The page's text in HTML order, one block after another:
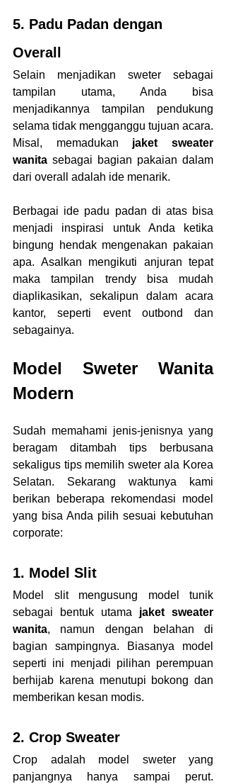
5. Padu Padan dengan
Overall
Selain menjadikan sweter sebagai
tampilan utama, Anda bisa
menjadikannya tampilan pendukung
selama tidak mengganggu tujuan acara.
Misal, memadukan jaket sweater
wanita sebagai bagian pakaian dalam
dari overall adalah ide menarik.
Berbagai ide padu padan di atas bisa
menjadi inspirasi untuk Anda ketika
bingung hendak mengenakan pakaian
apa. Asalkan mengikuti anjuran tepat
maka tampilan trendy bisa mudah
diaplikasikan, sekalipun dalam acara
kantor, seperti event outbond dan
sebagainya.
Model Sweter Wanita
Modern
Sudah memahami jenis-jenisnya yang
beragam ditambah tips berbusana
sekaligus tips memilih sweter ala Korea
Selatan. Sekarang waktunya kami
berikan beberapa rekomendasi model
yang bisa Anda pilih sesuai kebutuhan
corporate:
1. Model Slit
Model slit mengusung model tunik
sebagai bentuk utama jaket sweater
wanita, namun dengan belahan di
bagian sampingnya. Biasanya model
seperti ini menjadi pilihan perempuan
berhijab karena menutupi bokong dan
memberikan kesan modis.
2. Crop Sweater
Crop adalah model sweter yang
panjangnya hanya sampai perut.